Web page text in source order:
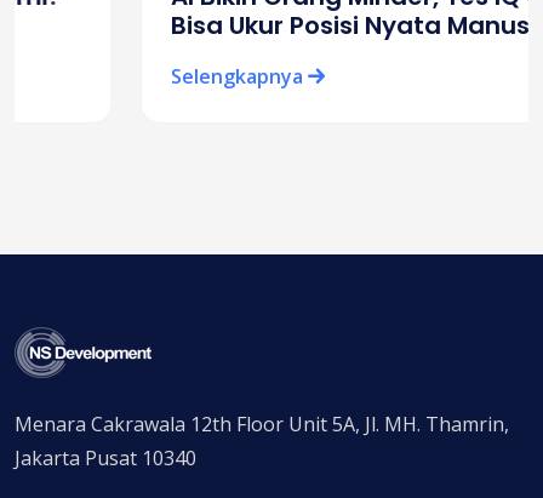
Bisa Ukur Posisi Nyata Manusia
Selengkapnya
Menara Cakrawala 12th Floor Unit 5A, Jl. MH. Thamrin,
Jakarta Pusat 10340